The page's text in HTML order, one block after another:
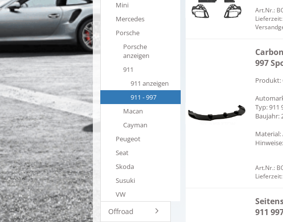
Art.Nr.:
Lieferzeit:
997
Produkt:
Typ: 911
Baujahr:
Material:
Art.Nr.:
Lieferzeit:
911
Mini
Mercedes
Porsche
Porsche
anzeigen
911
911 anzeigen
911 - 997
Macan
Cayman
Peugeot
Seat
Skoda
Susuki
VW
Offroad